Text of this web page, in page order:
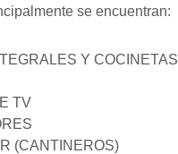
se encuentran:
Y COCINETAS
TV
(CANTINEROS)